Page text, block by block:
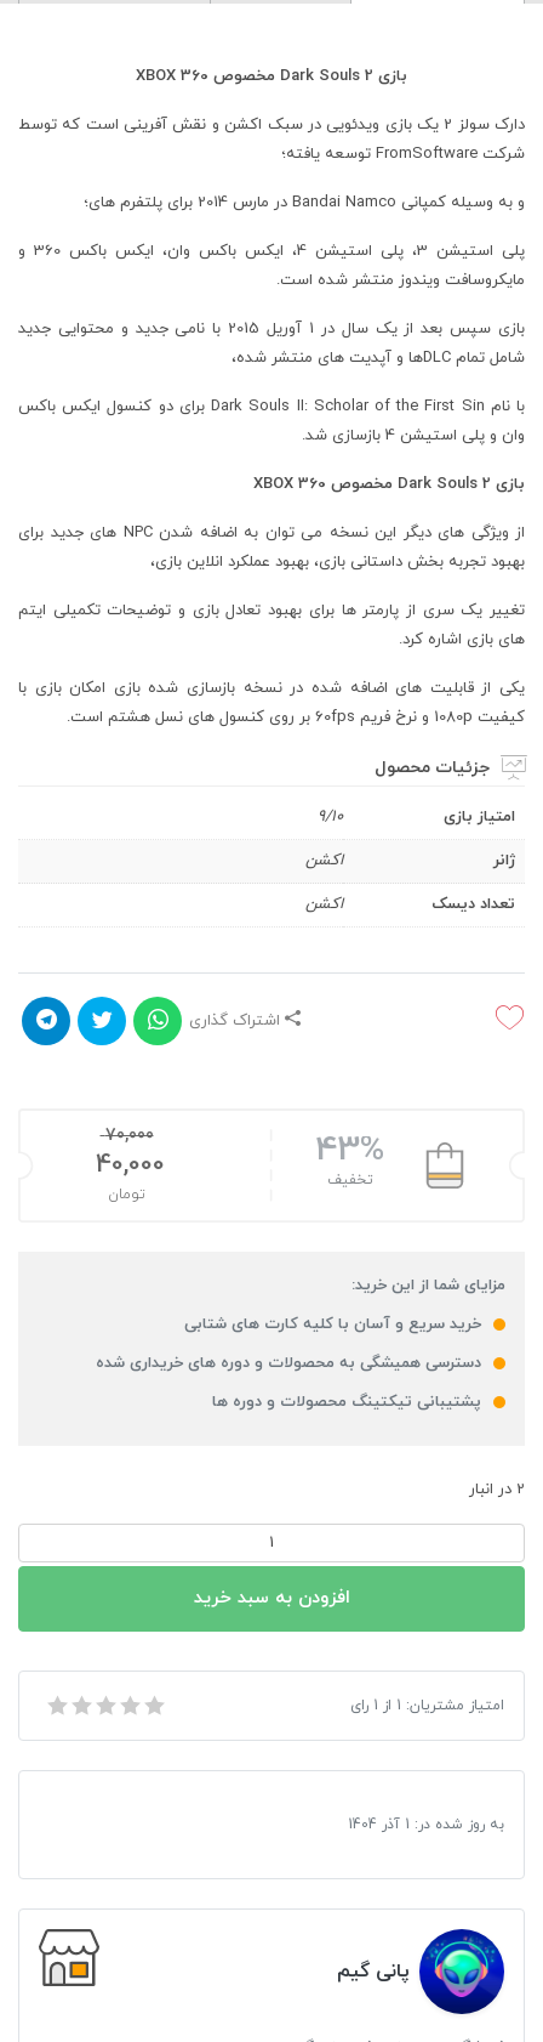
بازی Dark Souls 2 مخصوص XBOX 360
دارک سولز 2 یک بازی ویدئویی در سبک اکشن و نقش آفرینی است که توسط
شرکت FromSoftware توسعه یافته؛
و به وسیله کمپانی Bandai Namco در مارس 2014 برای پلتفرم های؛
پلی استیشن 3، پلی استیشن 4، ایکس باکس وان، ایکس باکس 360 و
مایکروسافت ویندوز منتشر شده است.
بازی سپس بعد از یک سال در 1 آوریل 2015 با نامی جدید و محتوایی جدید
شامل تمام DLCها و آپدیت های منتشر شده،
با نام Dark Souls II: Scholar of the First Sin برای دو کنسول ایکس باکس
وان و پلی استیشن 4 بازسازی شد.
بازی Dark Souls 2 مخصوص XBOX 360
از ویژگی های دیگر این نسخه می توان به اضافه شدن NPC های جدید برای
بهبود تجربه بخش داستانی بازی، بهبود عملکرد انلاین بازی،
تغییر یک سری از پارمتر ها برای بهبود تعادل بازی و توضیحات تکمیلی ایتم
های بازی اشاره کرد.
یکی از قابلیت های اضافه شده در نسخه بازسازی شده بازی امکان بازی با
کیفیت 1080p و نرخ فریم 60fps بر روی کنسول های نسل هشتم است.
جزئیات محصول
امتیاز بازی
9/10
ژانر
اکشن
تعداد دیسک
اکشن
اشتراک گذاری
43%
تخفیف
70,000
40,000
تومان
مزایای شما از این خرید:
خرید سریع و آسان با کلیه کارت های شتابی
دسترسی همیشگی به محصولات و دوره های خریداری شده
پشتیبانی تیکتینگ محصولات و دوره ها
2 در انبار
Dark
2
360
عدد
افزودن به سبد خرید
بازی Dark Souls 2 مخصوص XBOX 360
امتیاز مشتریان: 1 از 1 رای
به روز شده در: 1 آذر 1404
پانی گیم